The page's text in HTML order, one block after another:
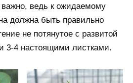
ведь к ожидаемому
должна быть правильно
не потянутое с развитой
3-4 настоящими листками.